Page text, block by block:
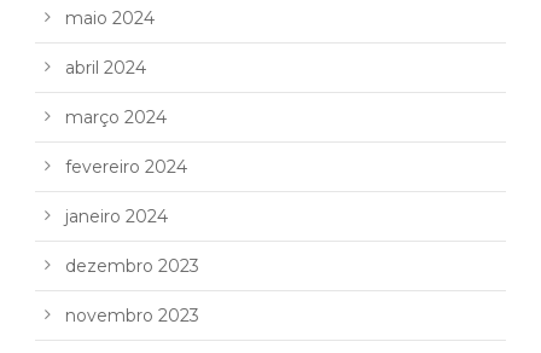
maio 2024
abril 2024
março 2024
fevereiro 2024
janeiro 2024
dezembro 2023
novembro 2023